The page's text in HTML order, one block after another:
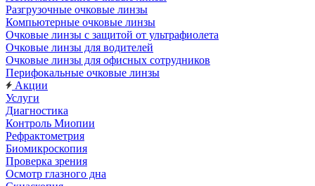
Разгрузочные очковые линзы
Компьютерные очковые линзы
Очковые линзы с защитой от ультрафиолета
Очковые линзы для водителей
Очковые линзы для офисных сотрудников
Перифокальные очковые линзы
Акции
Услуги
Диагностика
Контроль Миопии
Рефрактометрия
Биомикроскопия
Проверка зрения
Осмотр глазного дна